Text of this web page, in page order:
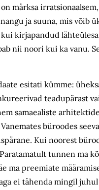
märksa
ja suuna, mis võib
kirjapandud
nii noori kui ka vanu.
esitati kümme:
teadupärast
samaealiste
büroodes
Kui noorest
tunnen
ma preemiate
ei tähenda mingil